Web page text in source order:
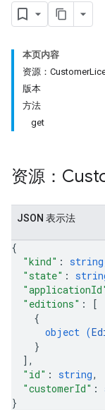
本页内容
资源：
版本
方法
get
资源：
JSON 表示法
{
"kind" : string
"state" :
"editions" :
[
{
object (
}
] ,
"id" : string,
"customerId" :
}